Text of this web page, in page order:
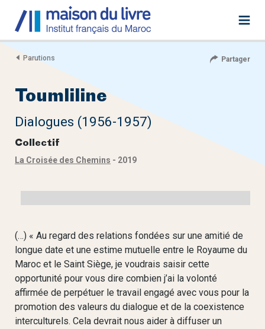
Parutions Partager
Toumliline
Dialogues (1956-1957)
Collectif
La Croisée des Chemins - 2019
(…) « Au regard des relations fondées sur une amitié de
longue date et une estime mutuelle entre le Royaume du
Maroc et le Saint Siège, je voudrais saisir cette
opportunité pour vous dire combien j’ai la volonté
affirmée de perpétuer le travail engagé avec vous pour la
promotion des valeurs du dialogue et de la coexistence
interculturels. Cela devrait nous aider à diffuser un